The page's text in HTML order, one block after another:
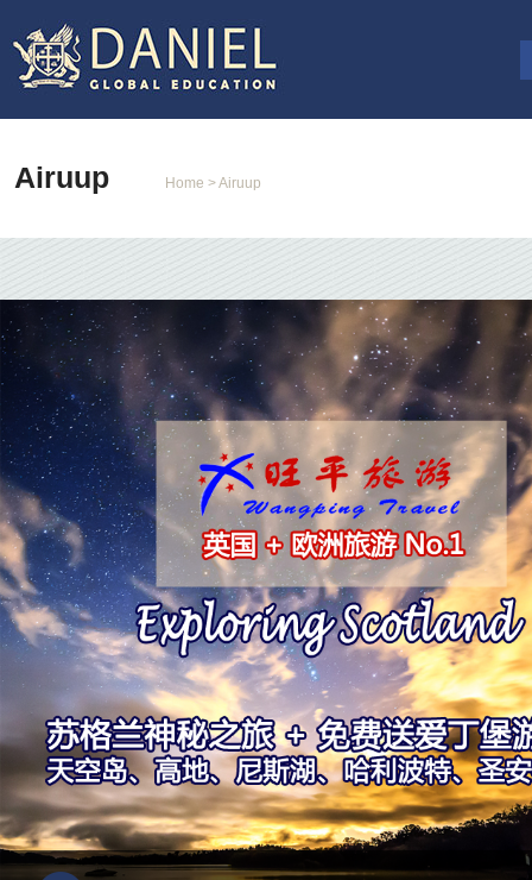
Airuup Home > Airuup